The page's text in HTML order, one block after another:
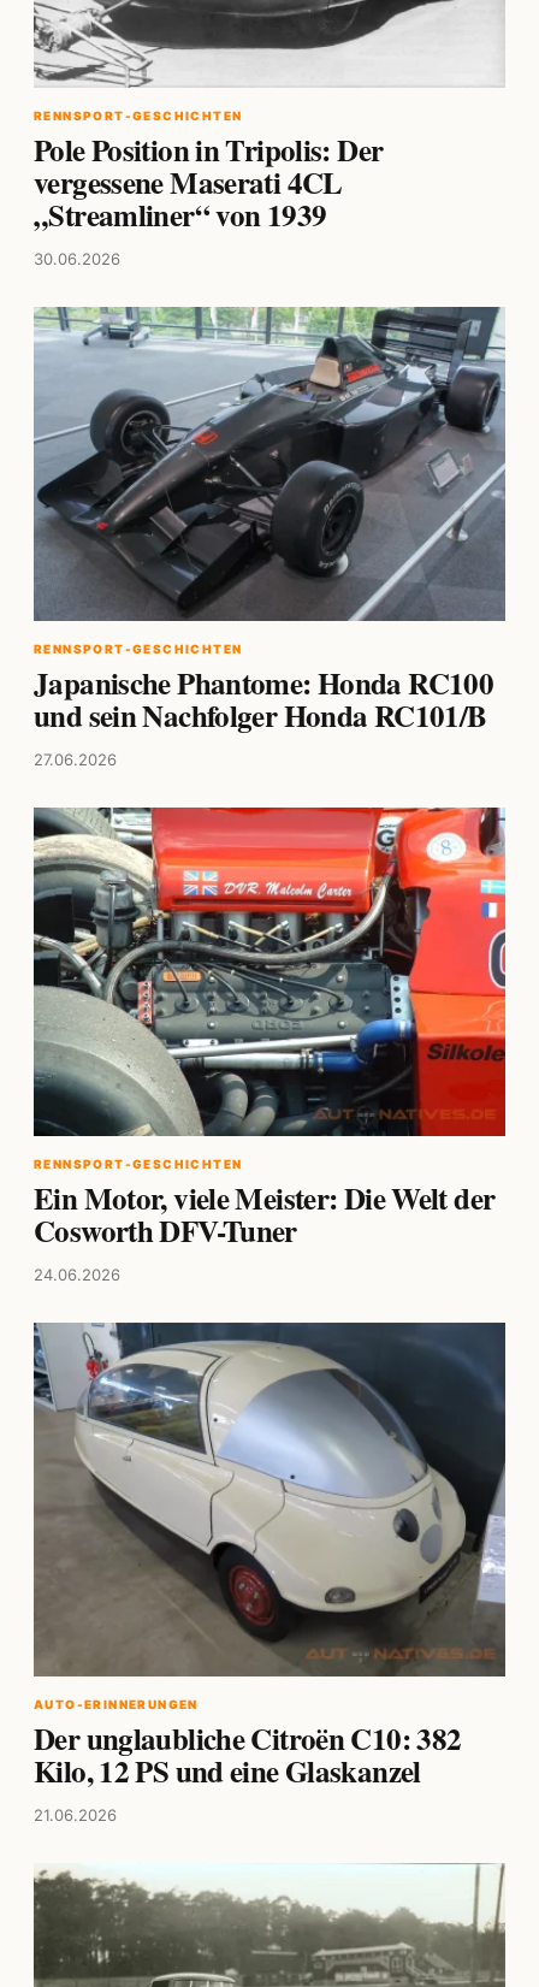
RENNSPORT-GESCHICHTEN
Pole Position in Tripolis: Der
vergessene Maserati 4CL
„Streamliner“ von 1939
30.06.2026
RENNSPORT-GESCHICHTEN
Japanische Phantome: Honda RC100
und sein Nachfolger Honda RC101/B
27.06.2026
RENNSPORT-GESCHICHTEN
Ein Motor, viele Meister: Die Welt der
Cosworth DFV-Tuner
24.06.2026
AUTO-ERINNERUNGEN
Der unglaubliche Citroën C10: 382
Kilo, 12 PS und eine Glaskanzel
21.06.2026